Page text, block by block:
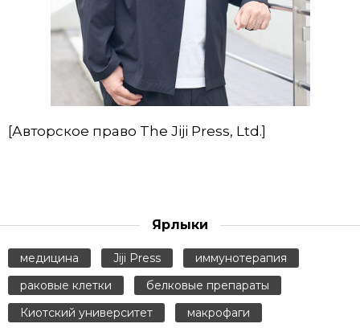
[Авторское право The Jiji Press, Ltd.]
Ярлыки
медицина Jiji Press
иммунотерапия
раковые клетки
белковые препараты
Киотский университет
макрофаги